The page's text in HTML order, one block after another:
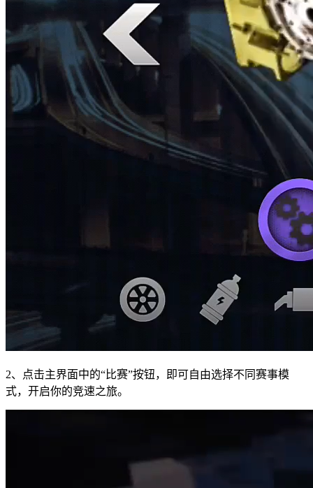
2、点击主界面中的“比赛”按钮，即可自由选择不同赛事模
式，开启你的竞速之旅。